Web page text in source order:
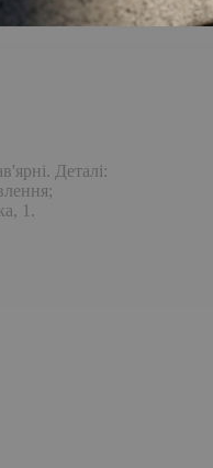
Деталі:
1.